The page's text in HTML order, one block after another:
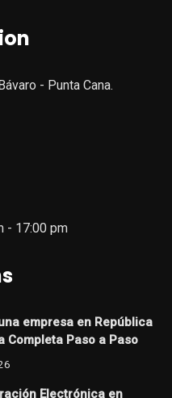
- Punta Cana.
- 17:00 pm
empresa en República
Completa Paso a Paso
Electrónica en